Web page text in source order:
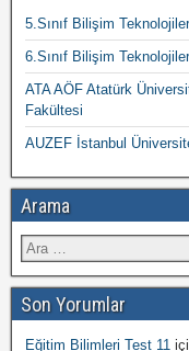
5.Sınıf Bilişim
6.Sınıf Bilişim
ATA AÖF Atatürk
Fakültesi
AUZEF İstanbul
Arama
Son Yorumlar
Eğitim Bilimleri Test 11